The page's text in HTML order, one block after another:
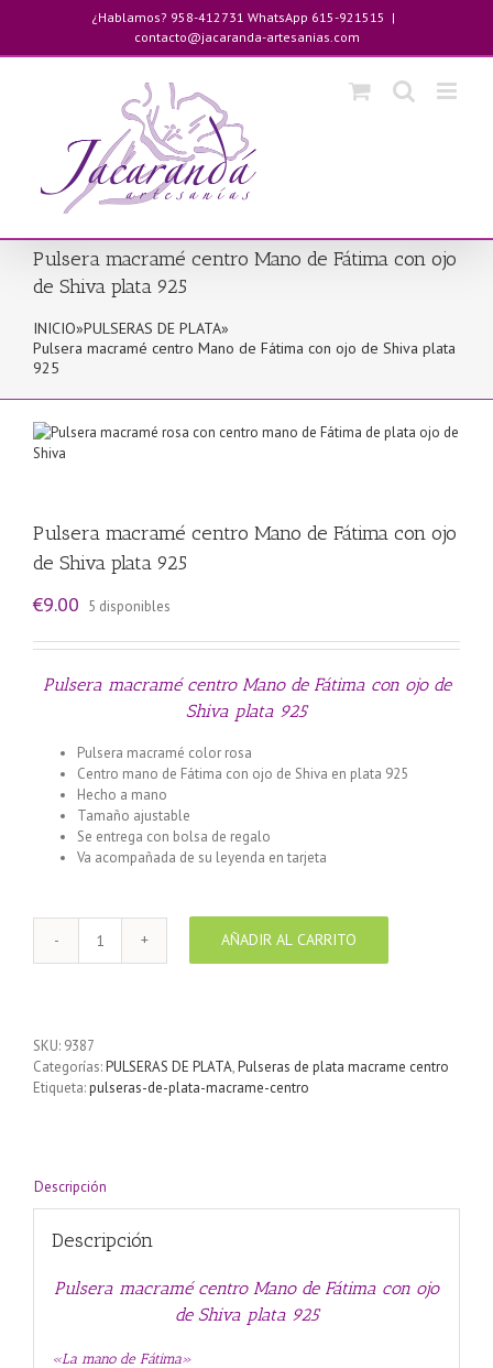
contenido
¿Hablamos? 958-412731 WhatsApp 615-921515 |
contacto@jacaranda-artesanias.com
Pulsera macramé centro Mano de Fátima con ojo
de Shiva plata 925
INICIO»PULSERAS DE PLATA»
Pulsera macramé centro Mano de Fátima con ojo de Shiva plata
925
Pulsera macramé centro Mano de Fátima con ojo
de Shiva plata 925
€9.00 5 disponibles
Pulsera macramé centro Mano de Fátima con ojo de
Shiva plata 925
Pulsera macramé color rosa
Centro mano de Fátima con ojo de Shiva en plata 925
Hecho a mano
Tamaño ajustable
Se entrega con bolsa de regalo
Va acompañada de su leyenda en tarjeta
Pulsera
macramé
con
ojo
AÑADIR AL CARRITO
SKU: 9387
Categorías:PULSERAS DE PLATA,Pulseras de plata macrame centro
Etiqueta:pulseras-de-plata-macrame-centro
Descripción
Descripción
Pulsera macramé centro Mano de Fátima con ojo
de Shiva plata 925
«La mano de Fátima»